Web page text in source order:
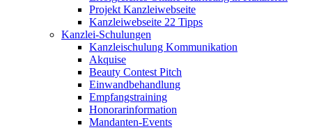
Projekt Kanzleiwebseite
Kanzleiwebseite 22 Tipps
Kanzlei-Schulungen
Kanzleischulung Kommunikation
Akquise
Beauty Contest Pitch
Einwandbehandlung
Empfangstraining
Honorarinformation
Mandanten-Events